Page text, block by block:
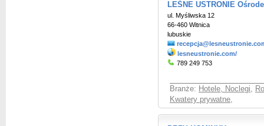
LEŚNE USTRONIE
ul. Myśliwska 12
66-460 Witnica
lubuskie
lesneustronie.com/
789 249 753
Branże: Hotele, Noclegi,
Kwatery prywatne,